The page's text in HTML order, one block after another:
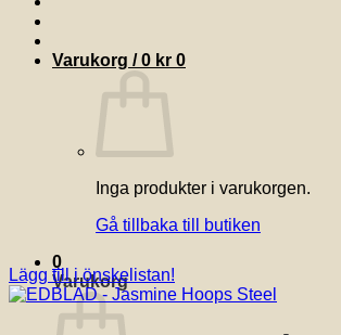
Varukorg /0 kr 0
Inga produkter i varukorgen.
Gå tillbaka till butiken
0
Varukorg
Lägg till i önskelistan!